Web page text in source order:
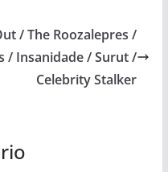
/ The Roozalepres /
/ Insanidade / Surut /
Celebrity Stalker